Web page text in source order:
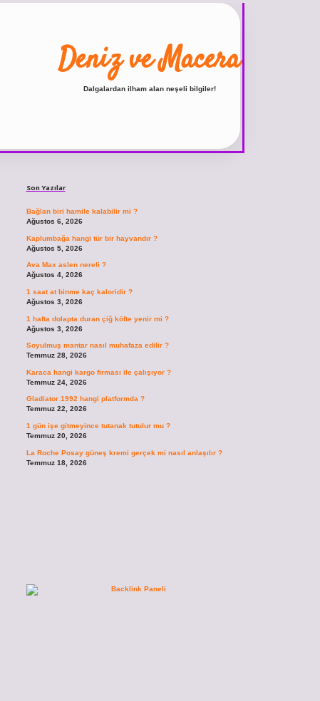
Deniz ve Macera
Dalgalardan ilham alan neşeli bilgiler!
Son Yazılar
Bağlan biri hamile kalabilir mi ?
Ağustos 6, 2026
Kaplumbağa hangi tür bir hayvandır ?
Ağustos 5, 2026
Ava Max aslen nereli ?
Ağustos 4, 2026
1 saat at binme kaç kaloridir ?
Ağustos 3, 2026
1 hafta dolapta duran çiğ köfte yenir mi ?
Ağustos 3, 2026
Soyulmuş mantar nasıl muhafaza edilir ?
Temmuz 28, 2026
Karaca hangi kargo firması ile çalışıyor ?
Temmuz 24, 2026
Gladiator 1992 hangi platformda ?
Temmuz 22, 2026
1 gün işe gitmeyince tutanak tutulur mu ?
Temmuz 20, 2026
La Roche Posay güneş kremi gerçek mi nasıl anlaşılır ?
Temmuz 18, 2026
ilbetvdcasino giriş sitesivdcasino güncel girişhttps://www.betexper.xyz/